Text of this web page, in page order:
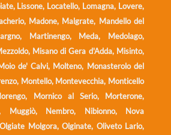
Lissone, Locatello, Lomagna, Lovere,
Madone, Malgrate, Mandello del
Martinengo, Meda, Medolago,
Misano di Gera d'Adda, Misinto,
de' Calvi, Molteno, Monasterolo del
Montello, Montevecchia, Monticello
Mornico al Serio, Morterone,
Muggiò, Nembro, Nibionno, Nova
Molgora, Olginate, Oliveto Lario,